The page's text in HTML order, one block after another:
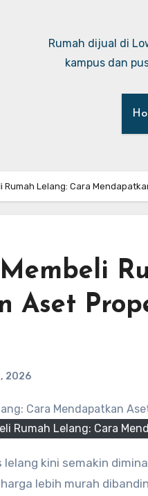
Rumah dijual di
kampus dan
Rumah Lelang: Cara
Aset
2026
Rumah Lelang: Cara
lebih murah